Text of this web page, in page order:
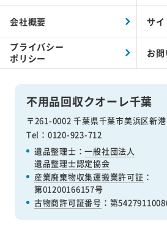
不用品回収クオーレ千葉
〒261-0002 千葉県千葉市美浜区新
Tel：0120-923-712
遺品整理士：一般社団法人
遺品整理士認定協会
産業廃棄物収集運搬業許可証 ：
第01200166157号
古物商許可証番号 ：第
会社概要 サ
プライバシー
ポリシー
お